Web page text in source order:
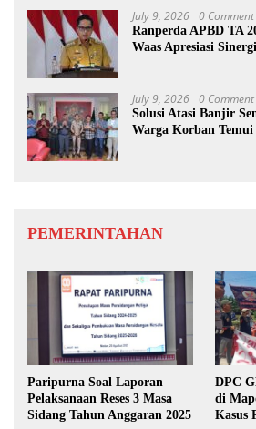
July 9, 2026 0 Comment
Ranperda APBD TA
Waas Apresiasi
July 9, 2026 0 Comment
Solusi Atasi Banjir
Warga Korban Temui
PEMERINTAHAN
Paripurna Soal Laporan
Pelaksanaan Reses 3 Masa
Sidang Tahun Anggaran 2025
DPC
di
Kasus